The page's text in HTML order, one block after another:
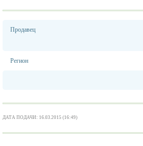
Продавец
Регион
ДАТА ПОДАЧИ: 16.03.2015 (16:49)